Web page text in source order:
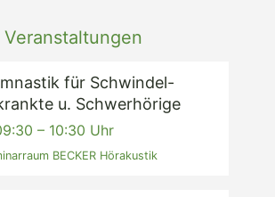
für Schwindel-
u. Schwerhörige
– 10:30 Uhr
BECKER Hörakustik